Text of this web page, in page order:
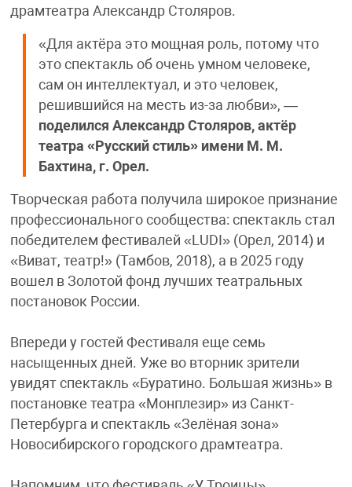
драмтеатра Александр Столяров.
«Для актёра это мощная роль, потому что
это спектакль об очень умном человеке,
сам он интеллектуал, и это человек,
решившийся на месть из-за любви», —
поделился Александр Столяров, актёр
театра «Русский стиль» имени М. М.
Бахтина, г. Орел.
Творческая работа получила широкое признание
профессионального сообщества: спектакль стал
победителем фестивалей «LUDI» (Орел, 2014) и
«Виват, театр!» (Тамбов, 2018), а в 2025 году
вошел в Золотой фонд лучших театральных
постановок России.
Впереди у гостей Фестиваля еще семь
насыщенных дней. Уже во вторник зрители
увидят спектакль «Буратино. Большая жизнь» в
постановке театра «Монплезир» из Санкт-
Петербурга и спектакль «Зелёная зона»
Новосибирского городского драмтеатра.